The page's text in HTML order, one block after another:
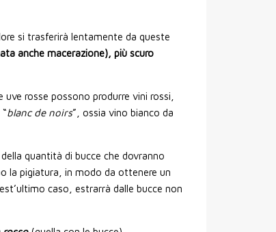
si trasferirà lentamente da queste
anche macerazione), più scuro
rosse possono produrre vini rossi,
blanc de noirs”, ossia vino bianco da
quantità di bucce che dovranno
la pigiatura, in modo da ottenere un
caso, estrarrà dalle bucce non